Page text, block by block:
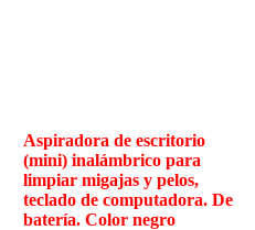
Aspiradora de escritorio
(mini) inalámbrico para
limpiar migajas y pelos,
teclado de computadora. De
batería. Color negro